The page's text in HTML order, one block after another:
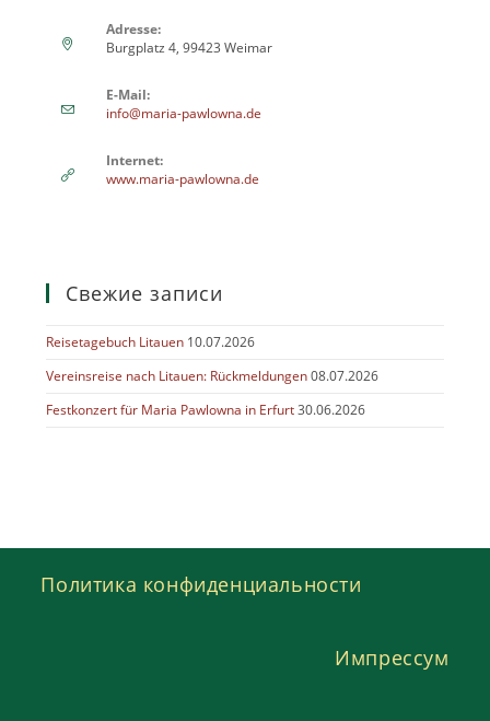
Adresse:
Burgplatz 4, 99423 Weimar
E-Mail:
info@maria-pawlowna.de
Internet:
www.maria-pawlowna.de
Свежие записи
Reisetagebuch Litauen 10.07.2026
Vereinsreise nach Litauen: Rückmeldungen 08.07.2026
Festkonzert für Maria Pawlowna in Erfurt 30.06.2026
Политика конфиденциальности
Импрессум